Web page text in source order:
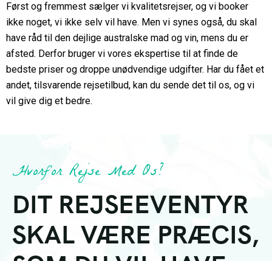
Først og fremmest sælger vi kvalitetsrejser, og vi booker
ikke noget, vi ikke selv vil have. Men vi synes også, du skal
have råd til den dejlige australske mad og vin, mens du er
afsted. Derfor bruger vi vores ekspertise til at finde de
bedste priser og droppe unødvendige udgifter. Har du fået et
andet, tilsvarende rejsetilbud, kan du sende det til os, og vi
vil give dig et bedre.
Hvorfor Rejse Med Os?
DIT REJSEEVENTYR
SKAL VÆRE PRÆCIS,